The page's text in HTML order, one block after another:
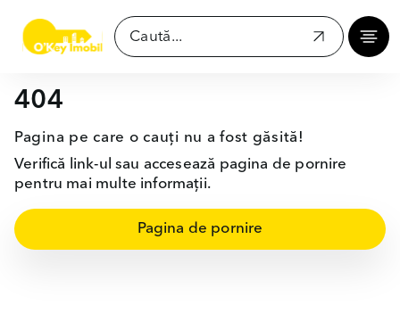
404
Pagina pe care o cauți nu a fost găsită!
Verifică link-ul sau accesează pagina de pornire
pentru mai multe informații.
Pagina de pornire